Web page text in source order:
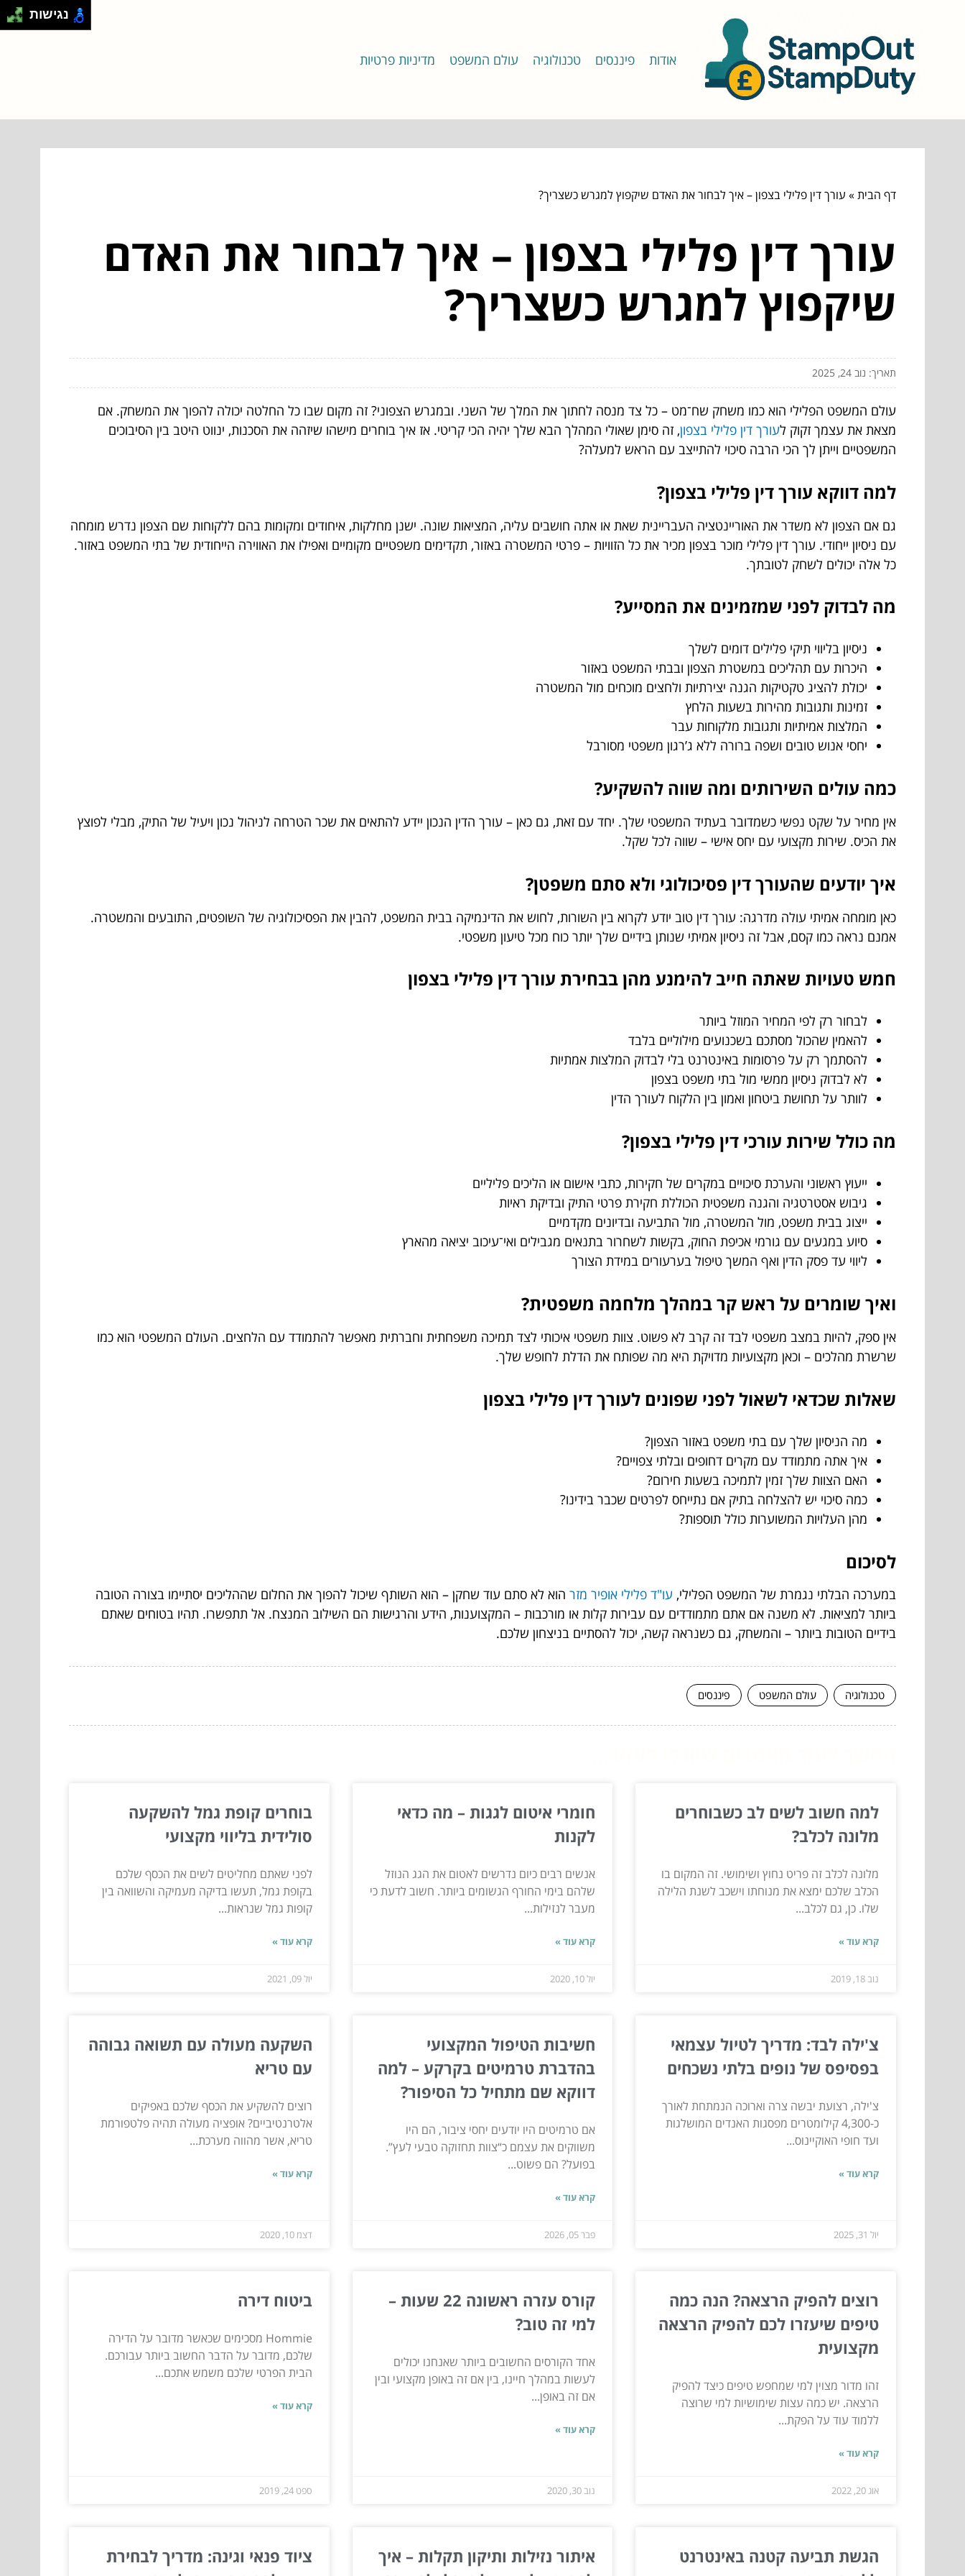
אודות פיננסים טכנולוגיה עולם המשפט מדיניות פרטיות
דף הבית» עורך דין פלילי בצפון – איך לבחור את האדם שיקפוץ למגרש כשצריך?
עורך דין פלילי בצפון – איך לבחור את האדם
שיקפוץ למגרש כשצריך?
תאריך: נוב 24, 2025
עולם המשפט הפלילי הוא כמו משחק שח־מט – כל צד מנסה לחתוך את המלך של השני. ובמגרש הצפוני? זה מקום שבו כל החלטה יכולה להפוך את המשחק. אם
מצאת את עצמך זקוק לעורך דין פלילי בצפון, זה סימן שאולי המהלך הבא שלך יהיה הכי קריטי. אז איך בוחרים מישהו שיזהה את הסכנות, ינווט היטב בין הסיבוכים
המשפטיים וייתן לך הכי הרבה סיכוי להתייצב עם הראש למעלה?
למה דווקא עורך דין פלילי בצפון?
גם אם הצפון לא משדר את האוריינטציה העבריינית שאת או אתה חושבים עליה, המציאות שונה. ישנן מחלקות, איחודים ומקומות בהם ללקוחות שם הצפון נדרש מומחה
עם ניסיון ייחודי. עורך דין פלילי מוכר בצפון מכיר את כל הזוויות – פרטי המשטרה באזור, תקדימים משפטיים מקומיים ואפילו את האווירה הייחודית של בתי המשפט באזור.
כל אלה יכולים לשחק לטובתך.
מה לבדוק לפני שמזמינים את המסייע?
ניסיון בליווי תיקי פלילים דומים לשלך
היכרות עם תהליכים במשטרת הצפון ובבתי המשפט באזור
יכולת להציג טקטיקות הגנה יצירתיות ולחצים מוכחים מול המשטרה
זמינות ותגובות מהירות בשעות הלחץ
המלצות אמיתיות ותגובות מלקוחות עבר
יחסי אנוש טובים ושפה ברורה ללא ג’רגון משפטי מסורבל
כמה עולים השירותים ומה שווה להשקיע?
אין מחיר על שקט נפשי כשמדובר בעתיד המשפטי שלך. יחד עם זאת, גם כאן – עורך הדין הנכון יידע להתאים את שכר הטרחה לניהול נכון ויעיל של התיק, מבלי לפוצץ
את הכיס. שירות מקצועי עם יחס אישי – שווה לכל שקל.
איך יודעים שהעורך דין פסיכולוגי ולא סתם משפטן?
כאן מומחה אמיתי עולה מדרגה: עורך דין טוב יודע לקרוא בין השורות, לחוש את הדינמיקה בבית המשפט, להבין את הפסיכולוגיה של השופטים, התובעים והמשטרה.
אמנם נראה כמו קסם, אבל זה ניסיון אמיתי שנותן בידיים שלך יותר כוח מכל טיעון משפטי.
חמש טעויות שאתה חייב להימנע מהן בבחירת עורך דין פלילי בצפון
לבחור רק לפי המחיר המוזל ביותר
להאמין שהכול מסתכם בשכנועים מילוליים בלבד
להסתמך רק על פרסומות באינטרנט בלי לבדוק המלצות אמתיות
לא לבדוק ניסיון ממשי מול בתי משפט בצפון
לוותר על תחושת ביטחון ואמון בין הלקוח לעורך הדין
מה כולל שירות עורכי דין פלילי בצפון?
ייעוץ ראשוני והערכת סיכויים במקרים של חקירות, כתבי אישום או הליכים פליליים
גיבוש אסטרטגיה והגנה משפטית הכוללת חקירת פרטי התיק ובדיקת ראיות
ייצוג בבית משפט, מול המשטרה, מול התביעה ובדיונים מקדמיים
סיוע במגעים עם גורמי אכיפת החוק, בקשות לשחרור בתנאים מגבילים ואי־עיכוב יציאה מהארץ
ליווי עד פסק הדין ואף המשך טיפול בערעורים במידת הצורך
ואיך שומרים על ראש קר במהלך מלחמה משפטית?
אין ספק, להיות במצב משפטי לבד זה קרב לא פשוט. צוות משפטי איכותי לצד תמיכה משפחתית וחברתית מאפשר להתמודד עם הלחצים. העולם המשפטי הוא כמו
שרשרת מהלכים – וכאן מקצועיות מדויקת היא מה שפותח את הדלת לחופש שלך.
שאלות שכדאי לשאול לפני שפונים לעורך דין פלילי בצפון
מה הניסיון שלך עם בתי משפט באזור הצפון?
איך אתה מתמודד עם מקרים דחופים ובלתי צפויים?
האם הצוות שלך זמין לתמיכה בשעות חירום?
כמה סיכוי יש להצלחה בתיק אם נתייחס לפרטים שכבר בידינו?
מהן העלויות המשוערות כולל תוספות?
לסיכום
במערכה הבלתי נגמרת של המשפט הפלילי, עו"ד פלילי אופיר מזר הוא לא סתם עוד שחקן – הוא השותף שיכול להפוך את החלום שההליכים יסתיימו בצורה הטובה
ביותר למציאות. לא משנה אם אתם מתמודדים עם עבירות קלות או מורכבות – המקצוענות, הידע והרגישות הם השילוב המנצח. אל תתפשרו. תהיו בטוחים שאתם
בידיים הטובות ביותר – והמשחק, גם כשנראה קשה, יכול להסתיים בניצחון שלכם.
טכנולוגיה עולם המשפט פיננסים
למה חשוב לשים לב כשבוחרים
מלונה לכלב?
מלונה לכלב זה פריט נחוץ ושימושי. זה המקום בו
הכלב שלכם ימצא את מנוחתו וישכב לשנת הלילה
שלו. כן, גם לכלב...
קרא עוד »
נוב 18, 2019
חומרי איטום לגגות – מה כדאי
לקנות
אנשים רבים כיום נדרשים לאטום את הגג הנוזל
שלהם בימי החורף הגשומים ביותר. חשוב לדעת כי
מעבר לנזילות...
קרא עוד »
יול 10, 2020
בוחרים קופת גמל להשקעה
סולידית בליווי מקצועי
לפני שאתם מחליטים לשים את הכסף שלכם
בקופת גמל, תעשו בדיקה מעמיקה והשוואה בין
קופות גמל שנראות...
קרא עוד »
יול 09, 2021
צ'ילה לבד: מדריך לטיול עצמאי
בפסיפס של נופים בלתי נשכחים
צ'ילה, רצועת יבשה צרה וארוכה הנמתחת לאורך
כ-4,300 קילומטרים מפסגות האנדים המושלגות
ועד חופי האוקיינוס...
קרא עוד »
יול 31, 2025
חשיבות הטיפול המקצועי
בהדברת טרמיטים בקרקע – למה
דווקא שם מתחיל כל הסיפור?
אם טרמיטים היו יודעים יחסי ציבור, הם היו
משווקים את עצמם כ“צוות תחזוקה טבעי לעץ”.
בפועל? הם פשוט...
קרא עוד »
פבר 05, 2026
השקעה מעולה עם תשואה גבוהה
עם טריא
רוצים להשקיע את הכסף שלכם באפיקים
אלטרנטיביים? אופציה מעולה תהיה פלטפורמת
טריא, אשר מהווה מערכת...
קרא עוד »
דצמ 10, 2020
רוצים להפיק הרצאה? הנה כמה
טיפים שיעזרו לכם להפיק הרצאה
מקצועית
זהו מדור מצוין למי שמחפש טיפים כיצד להפיק
הרצאה. יש כמה עצות שימושיות למי שרוצה
ללמוד עוד על הפקת...
קרא עוד »
אוג 20, 2022
קורס עזרה ראשונה 22 שעות –
למי זה טוב?
אחד הקורסים החשובים ביותר שאנחנו יכולים
לעשות במהלך חיינו, בין אם זה באופן מקצועי ובין
אם זה באופן...
קרא עוד »
נוב 30, 2020
ביטוח דירה
Hommie מסכימים שכאשר מדובר על הדירה
שלכם, מדובר על הדבר החשוב ביותר עבורכם.
הבית הפרטי שלכם משמש אתכם...
קרא עוד »
ספט 24, 2019
הגשת תביעה קטנה באינטרנט
איתור נזילות ותיקון תקלות – איך
ציוד פנאי וגינה: מדריך לבחירת
נגישות